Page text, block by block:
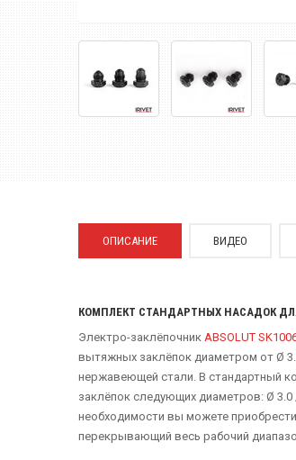
ОПИСАНИЕ ВИДЕО
КОМПЛЕКТ СТАНДАРТНЫХ НАСАДОК
Электро-заклёпочник ABSOLUT
вытяжных заклёпок диаметром от Ø
нержавеющей стали. В стандартный
заклёпок следующих диаметров: Ø 3.0
необходимости вы можете
перекрывающий весь рабочий